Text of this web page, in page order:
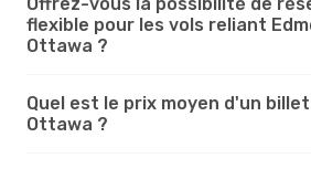
flexible pour les vols reliant
Ottawa ?
Quel est le prix moyen d'un
Ottawa ?